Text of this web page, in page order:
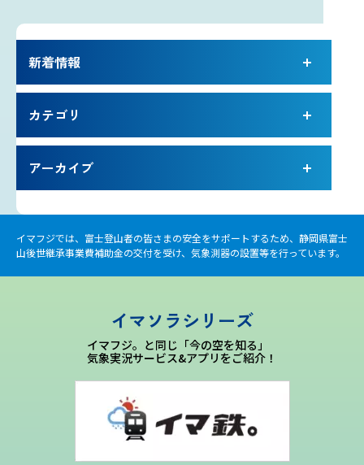
新着情報
カテゴリ
アーカイブ
イマフジでは、富士登山者の皆さまの安全をサポートするため、静岡県富士
山後世継承事業費補助金の交付を受け、気象測器の設置等を行っています。
イマソラシリーズ
イマフジ。と同じ「今の空を知る」
気象実況サービス&アプリをご紹介！